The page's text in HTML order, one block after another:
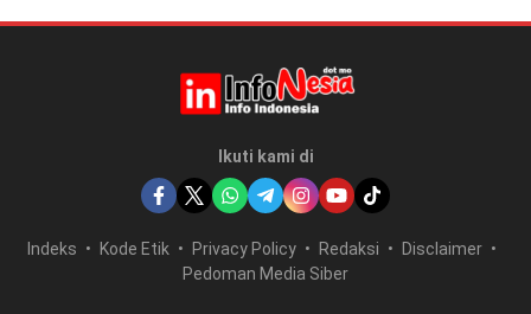
Ikuti kami di
Indeks Kode Etik Privacy Policy Redaksi
Disclaimer
Pedoman Media Siber